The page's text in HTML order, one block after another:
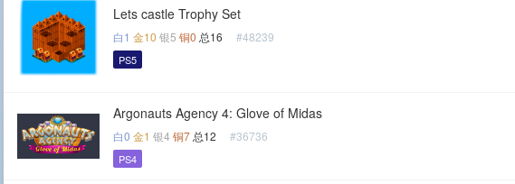
Lets castle Trophy Set
白1 金10 银5 铜0 总16 #48239
PS5
Argonauts Agency 4: Glove of Midas
白0 金1 银4 铜7 总12 #36736
PS4